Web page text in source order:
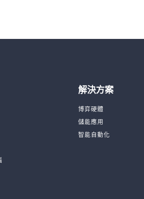
解決方案
博弈硬體
儲能應用
智能自動化